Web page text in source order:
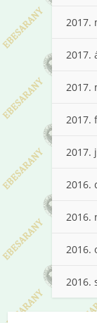
2017.
2017.
2017.
2017.
2017.
2016.
2016.
2016.
2016.